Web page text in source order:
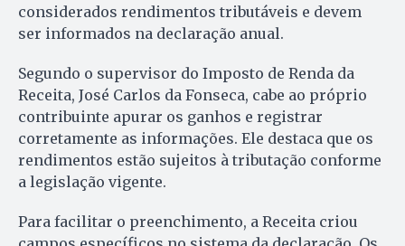
considerados rendimentos tributáveis e devem
ser informados na declaração anual.
Segundo o supervisor do Imposto de Renda da
Receita, José Carlos da Fonseca, cabe ao próprio
contribuinte apurar os ganhos e registrar
corretamente as informações. Ele destaca que os
rendimentos estão sujeitos à tributação conforme
a legislação vigente.
Para facilitar o preenchimento, a Receita criou